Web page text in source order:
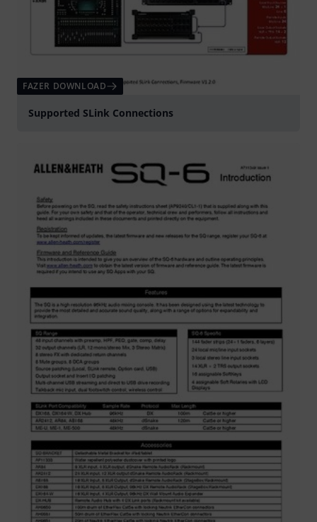
FAZER DOWNLOAD
Supported SLink Connections